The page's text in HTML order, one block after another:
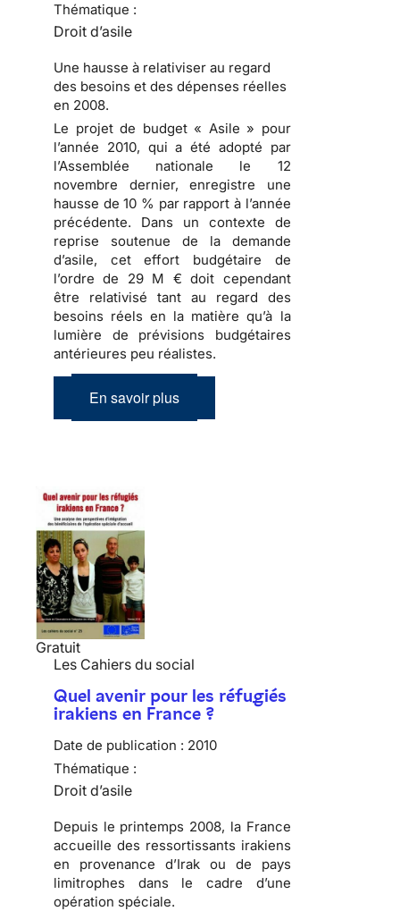
Thématique :
Droit d’asile
Une hausse à relativiser au regard
des besoins et des dépenses réelles
en 2008.
Le projet de budget « Asile » pour
l’année 2010, qui a été adopté par
l’Assemblée nationale le 12
novembre dernier, enregistre une
hausse de 10 % par rapport à l’année
précédente. Dans un contexte de
reprise soutenue de la demande
d’asile, cet effort budgétaire de
l’ordre de 29 M € doit cependant
être relativisé tant au regard des
besoins réels en la matière qu’à la
lumière de prévisions budgétaires
antérieures peu réalistes.
En savoir plus
Gratuit
Les Cahiers du social
Quel avenir pour les réfugiés
irakiens en France ?
Date de publication : 2010
Thématique :
Droit d’asile
Depuis le printemps 2008, la France
accueille des ressortissants irakiens
en provenance d’Irak ou de pays
limitrophes dans le cadre d’une
opération spéciale.